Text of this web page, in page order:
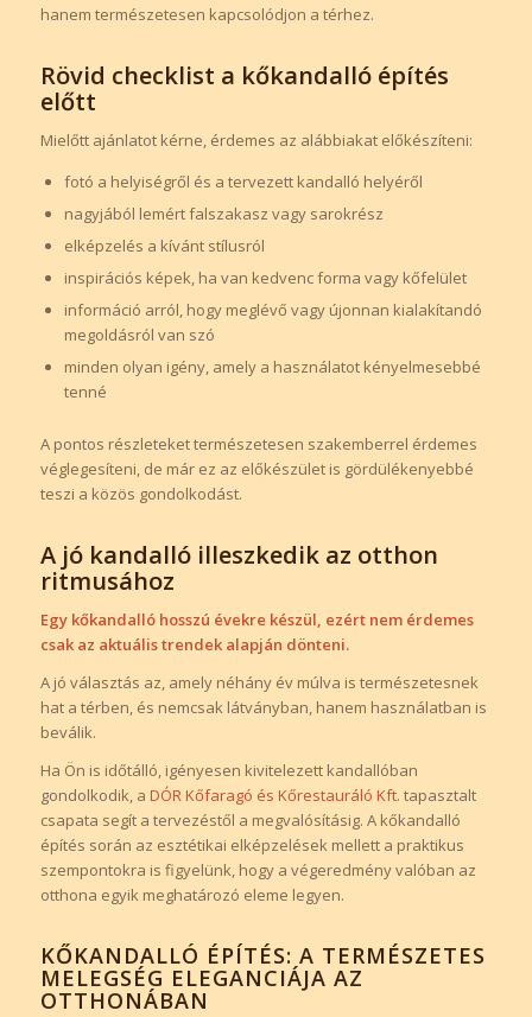
hanem természetesen kapcsolódjon a térhez.
Rövid checklist a kőkandalló építés
előtt
Mielőtt ajánlatot kérne, érdemes az alábbiakat előkészíteni:
fotó a helyiségről és a tervezett kandalló helyéről
nagyjából lemért falszakasz vagy sarokrész
elképzelés a kívánt stílusról
inspirációs képek, ha van kedvenc forma vagy kőfelület
információ arról, hogy meglévő vagy újonnan kialakítandó
megoldásról van szó
minden olyan igény, amely a használatot kényelmesebbé
tenné
A pontos részleteket természetesen szakemberrel érdemes
véglegesíteni, de már ez az előkészület is gördülékenyebbé
teszi a közös gondolkodást.
A jó kandalló illeszkedik az otthon
ritmusához
Egy kőkandalló hosszú évekre készül, ezért nem érdemes
csak az aktuális trendek alapján dönteni.
A jó választás az, amely néhány év múlva is természetesnek
hat a térben, és nemcsak látványban, hanem használatban is
beválik.
Ha Ön is időtálló, igényesen kivitelezett kandallóban
gondolkodik, a DÓR Kőfaragó és Kőrestauráló Kft. tapasztalt
csapata segít a tervezéstől a megvalósításig. A kőkandalló
építés során az esztétikai elképzelések mellett a praktikus
szempontokra is figyelünk, hogy a végeredmény valóban az
otthona egyik meghatározó eleme legyen.
KŐKANDALLÓ ÉPÍTÉS: A TERMÉSZETES
MELEGSÉG ELEGANCIÁJA AZ
OTTHONÁBAN